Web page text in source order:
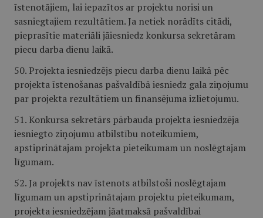
īstenotājiem, lai iepazītos ar projektu norisi un
sasniegtajiem rezultātiem. Ja netiek norādīts citādi,
pieprasītie materiāli jāiesniedz konkursa sekretāram
piecu darba dienu laikā.
50. Projekta iesniedzējs piecu darba dienu laikā pēc
projekta īstenošanas pašvaldībā iesniedz gala ziņojumu
par projekta rezultātiem un finansējuma izlietojumu.
51. Konkursa sekretārs pārbauda projekta iesniedzēja
iesniegto ziņojumu atbilstību noteikumiem,
apstiprinātajam projekta pieteikumam un noslēgtajam
līgumam.
52. Ja projekts nav īstenots atbilstoši noslēgtajam
līgumam un apstiprinātajam projektu pieteikumam,
projekta iesniedzējam jāatmaksā pašvaldībai